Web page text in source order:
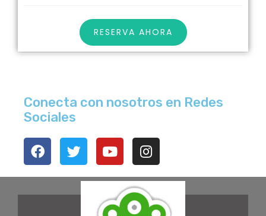
RESERVA AHORA
Conecta con nosotros en Redes
Sociales